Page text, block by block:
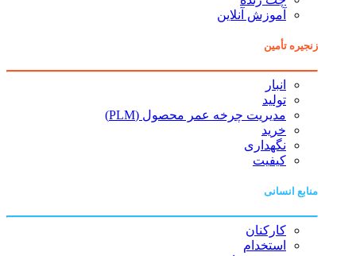
آموزش آنلاین
زنجیره تأمین
انبار
تولید
مدیریت چرخه عمر محصول (PLM)
خرید
نگهداری
کیفیت
منابع انسانی
کارکنان
استخدام